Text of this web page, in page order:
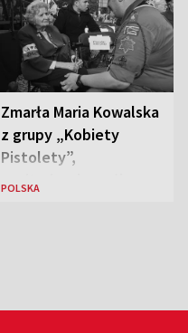
Zmarła Maria Kowalska
z grupy „Kobiety
Pistolety”,
sanitariuszka pułku
POLSKA